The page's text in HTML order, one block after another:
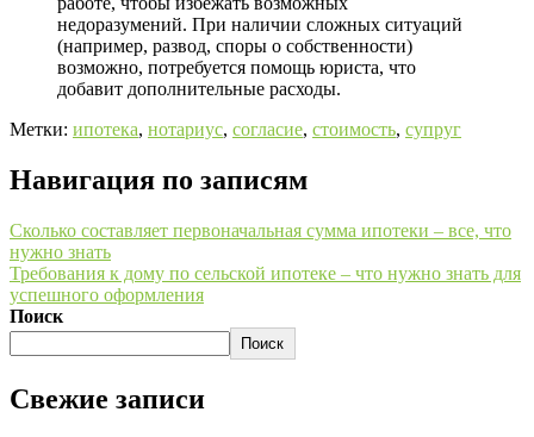
недоразумений. При наличии сложных ситуаций
(например, развод, споры о собственности)
возможно, потребуется помощь юриста, что
добавит дополнительные расходы.
Метки: ипотека, нотариус, согласие, стоимость, супруг
Навигация по записям
Сколько составляет первоначальная сумма ипотеки – все, что
нужно знать
Требования к дому по сельской ипотеке – что нужно знать для
успешного оформления
Поиск
Поиск
Свежие записи